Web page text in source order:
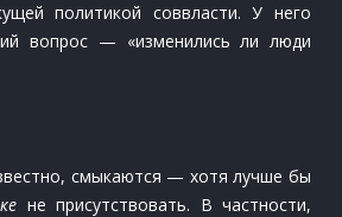
политикой соввласти. У него
вопрос — «изменились ли люди
смыкаются — хотя лучше бы
не присутствовать. В частности,